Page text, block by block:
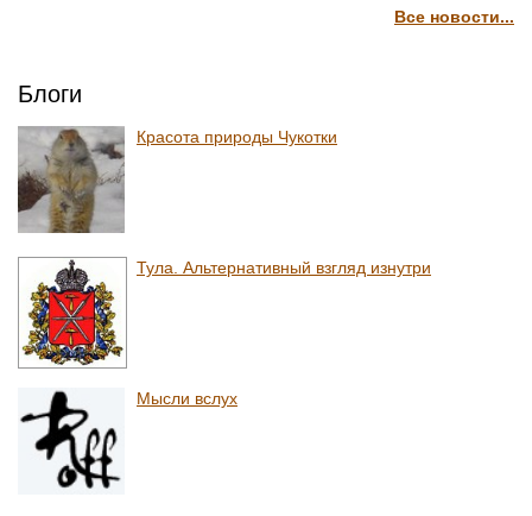
Все новости...
Блоги
Красота природы Чукотки
Тула. Альтернативный взгляд изнутри
Мысли вслух